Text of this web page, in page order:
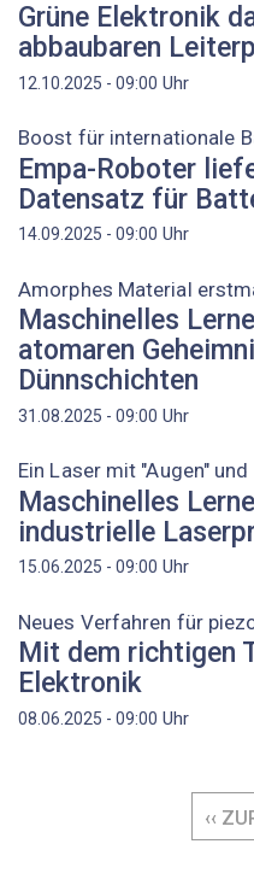
Grüne Elektronik
abbaubaren
12.10.2025 - 09:00 Uhr
Boost für internationale
Empa-Roboter
Datensatz für
14.09.2025 - 09:00 Uhr
Amorphes Material
Maschinelles
atomaren
Dünnschichten
31.08.2025 - 09:00 Uhr
Ein Laser mit "Augen" und
Maschinelles
industrielle
15.06.2025 - 09:00 Uhr
Neues Verfahren für
Mit dem richtigen
Elektronik
08.06.2025 - 09:00 Uhr
SEITE
‹‹